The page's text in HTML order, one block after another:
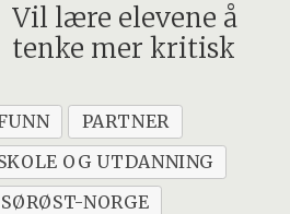
Vil lære elevene å
tenke mer kritisk
PARTNER
OG UTDANNING
NORGE